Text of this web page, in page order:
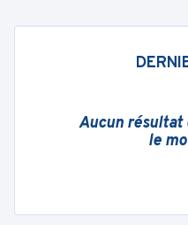
Aucun résultat
le